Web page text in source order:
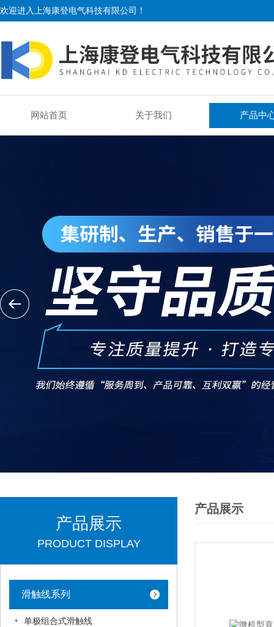
欢迎进入上海康登电气科技有限公司！
网站首页 关于我们 产品中
产品展示
PRODUCT DISPLAY
滑触线系列
单极组合式滑触线
产品展示